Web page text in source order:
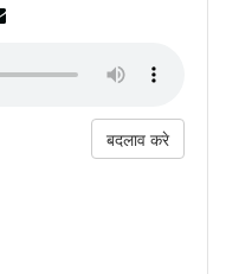
बदलाव करे